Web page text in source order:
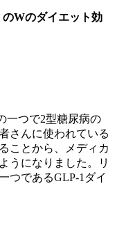
Wのダイエット効
一つで2型糖尿病の
さんに使われている
ことから、
メディカ
うになりました。リ
つであるGLP-1ダイ